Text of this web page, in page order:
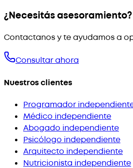
¿Necesitás asesoramiento?
Contactanos y te ayudamos a
Consultar ahora
Nuestros clientes
Programador
Médico independiente
Abogado independiente
Psicólogo independiente
Arquitecto independiente
Nutricionista independiente